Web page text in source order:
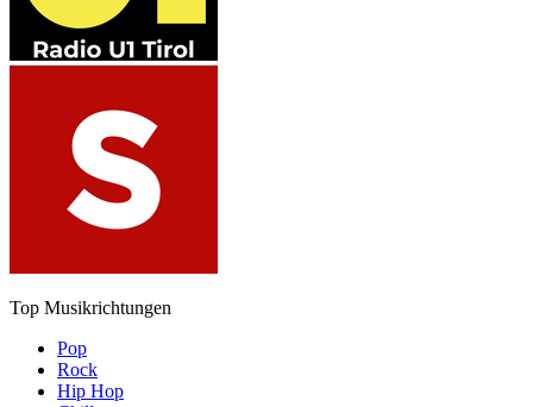
Top Musikrichtungen
Pop
Rock
Hip Hop